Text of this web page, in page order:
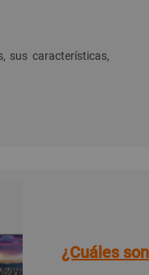
sus características,
¿Cuáles